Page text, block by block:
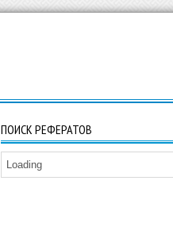
ПОИСК РЕФЕРАТОВ
Loading